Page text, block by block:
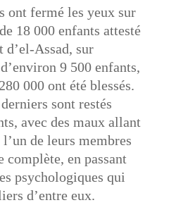
ont fermé les yeux sur
18 000 enfants attesté
Assad, sur
9 500 enfants,
000 ont été blessés.
sont restés
avec des maux allant
de leurs membres
complète, en passant
psychologiques qui
d’entre eux.